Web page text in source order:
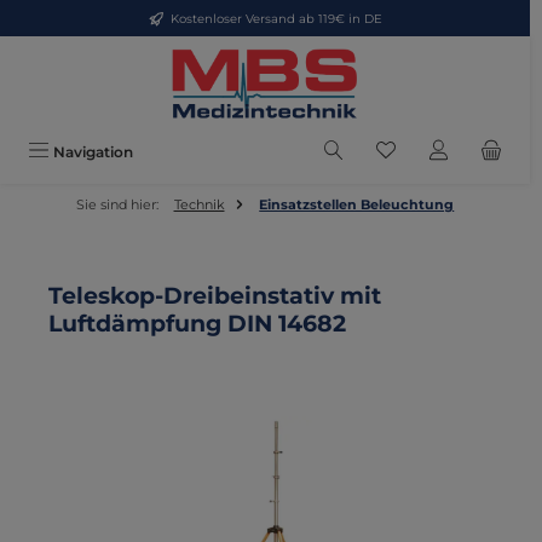
Zum Hauptinhalt springenKostenloser Versand ab 119€ in DE
Navigation Du hast 0
Sie sind hier: Technik Einsatzstellen Beleuchtung
Teleskop-Dreibeinstativ mit
Luftdämpfung DIN 14682